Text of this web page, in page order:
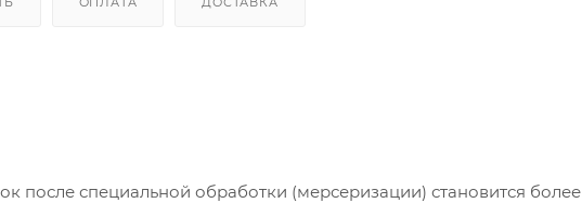
после специальной обработки (мерсеризации) становится более